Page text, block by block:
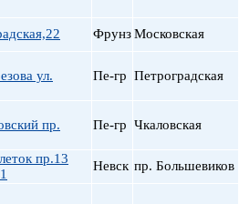
ФрунзМосковская
ул. Пе-гр Петроградская
пр. Пе-гр Чкаловская
пр.13
Невск пр. Большевиков